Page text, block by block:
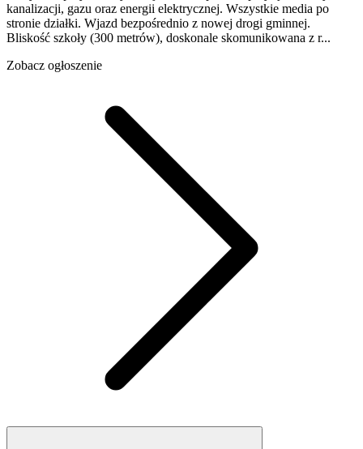
kanalizacji, gazu oraz energii elektrycznej. Wszystkie media po
stronie działki. Wjazd bezpośrednio z nowej drogi gminnej.
Bliskość szkoły (300 metrów), doskonale skomunikowana z r...
Zobacz ogłoszenie